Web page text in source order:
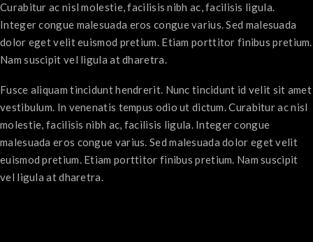
Curabitur ac nisl molestie, facilisis nibh ac, facilisis ligula.
Integer congue malesuada eros congue varius. Sed malesuada
dolor eget velit euismod pretium. Etiam porttitor finibus pretium.
Nam suscipit vel ligula at dharetra.
Fusce aliquam tincidunt hendrerit. Nunc tincidunt id velit sit amet
vestibulum. In venenatis tempus odio ut dictum. Curabitur ac nisl
molestie, facilisis nibh ac, facilisis ligula. Integer congue
malesuada eros congue varius. Sed malesuada dolor eget velit
euismod pretium. Etiam porttitor finibus pretium. Nam suscipit
vel ligula at dharetra.